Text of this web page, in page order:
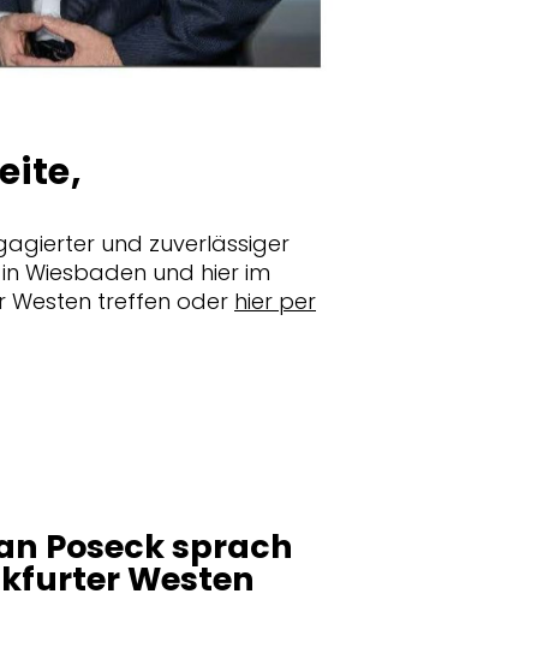
und zuverlässiger
Wiesbaden und hier im
Westen treffen oder hier per
Poseck sprach
Westen